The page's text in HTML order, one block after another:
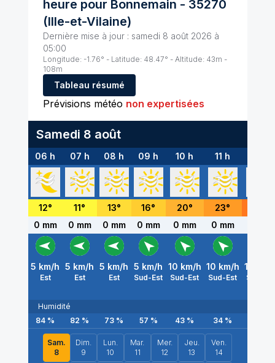
heure pour Bonnemain - 35270
(Ille-et-Vilaine)
Dernière mise à jour : samedi 8 août 2026 à
05:00
Longitude: -1.76° - Latitude: 48.47° - Altitude: 43m -
108m
Tableau résumé
Prévisions météo non expertisées
Samedi 8 août
06 h 07 h 08 h 09 h 10 h 11 h
12° 11° 13° 16° 20° 23°
0 mm
0 mm 0 mm 0 mm 0 mm 0 mm
5 km/h
Est
5 km/h
Est
5 km/h
Est
5 km/h
Sud-Est
10 km/h
Sud-Est
10 km/h
Sud-Est
10
Sud-Est
Humidité
84 % 82 % 73 % 57 % 43 % 34 %
Sam.
8
Dim.
9
Lun.
10
Mar.
11
Mer.
12
Jeu.
13
Ven.
14